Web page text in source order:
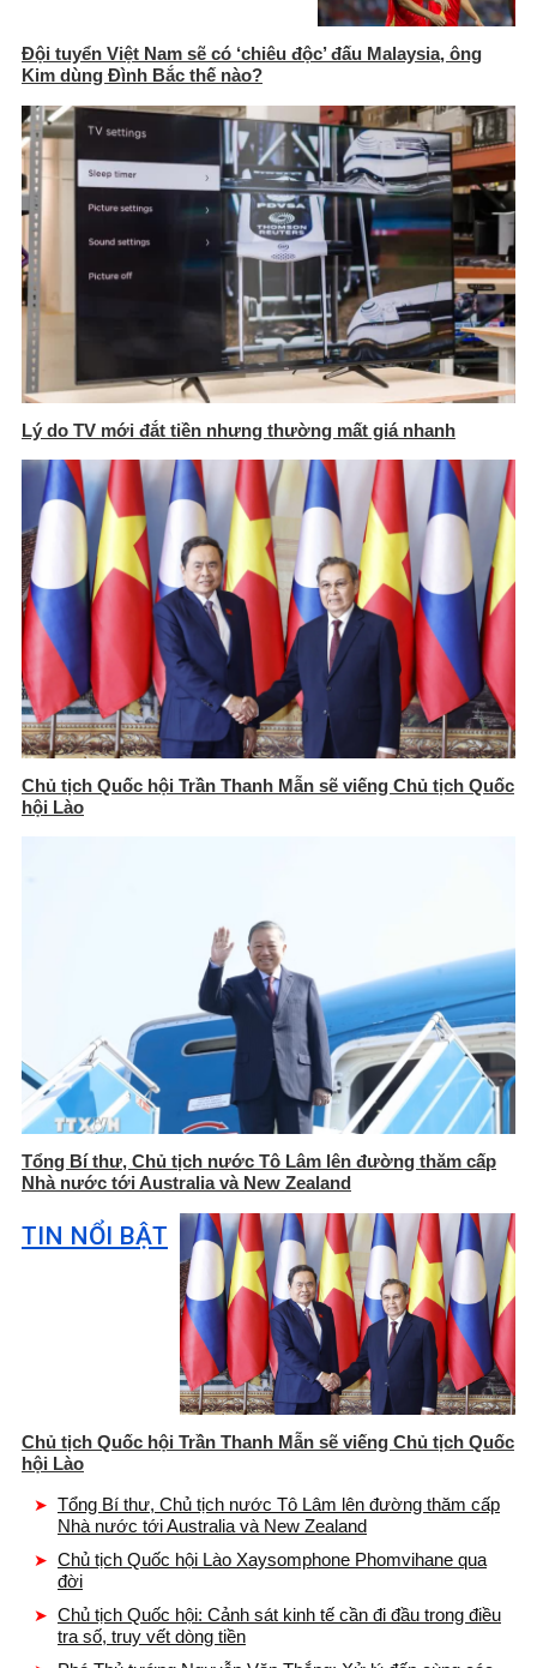
Đội tuyển Việt Nam sẽ có ‘chiêu độc’ đấu Malaysia, ông
Kim dùng Đình Bắc thế nào?
Lý do TV mới đắt tiền nhưng thường mất giá nhanh
Chủ tịch Quốc hội Trần Thanh Mẫn sẽ viếng Chủ tịch Quốc
hội Lào
Tổng Bí thư, Chủ tịch nước Tô Lâm lên đường thăm cấp
Nhà nước tới Australia và New Zealand
TIN NỔI BẬT
Chủ tịch Quốc hội Trần Thanh Mẫn sẽ viếng Chủ tịch Quốc
hội Lào
Tổng Bí thư, Chủ tịch nước Tô Lâm lên đường thăm cấp
Nhà nước tới Australia và New Zealand
Chủ tịch Quốc hội Lào Xaysomphone Phomvihane qua
đời
Chủ tịch Quốc hội: Cảnh sát kinh tế cần đi đầu trong điều
tra số, truy vết dòng tiền